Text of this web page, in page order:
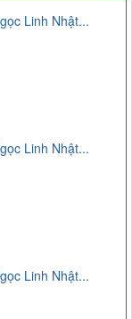
Linh Nhật...
Linh Nhật...
Linh Nhật...